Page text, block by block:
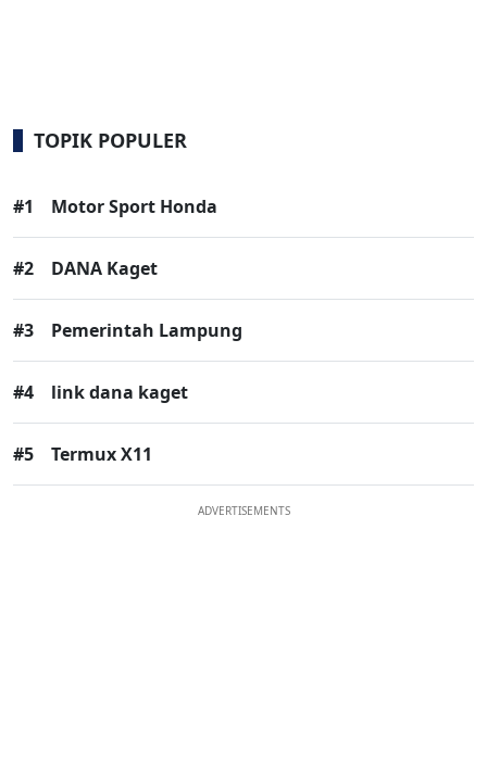
TOPIK POPULER
#1 Motor Sport Honda
#2 DANA Kaget
#3 Pemerintah Lampung
#4 link dana kaget
#5 Termux X11
ADVERTISEMENTS